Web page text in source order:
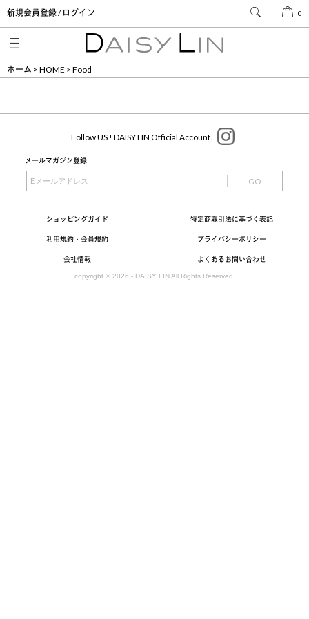
新規会員登録 / ログイン 0
ホーム HOME Food
Follow US ! DAISY LIN Official Account.
メールマガジン登録
GO
ショッピングガイド 特定商取引法に基づく表記
利用規約・会員規約 プライバシーポリシー
会社情報 よくあるお問い合わせ
copyright © 2026 - DAISY LIN All Rights Reserved.